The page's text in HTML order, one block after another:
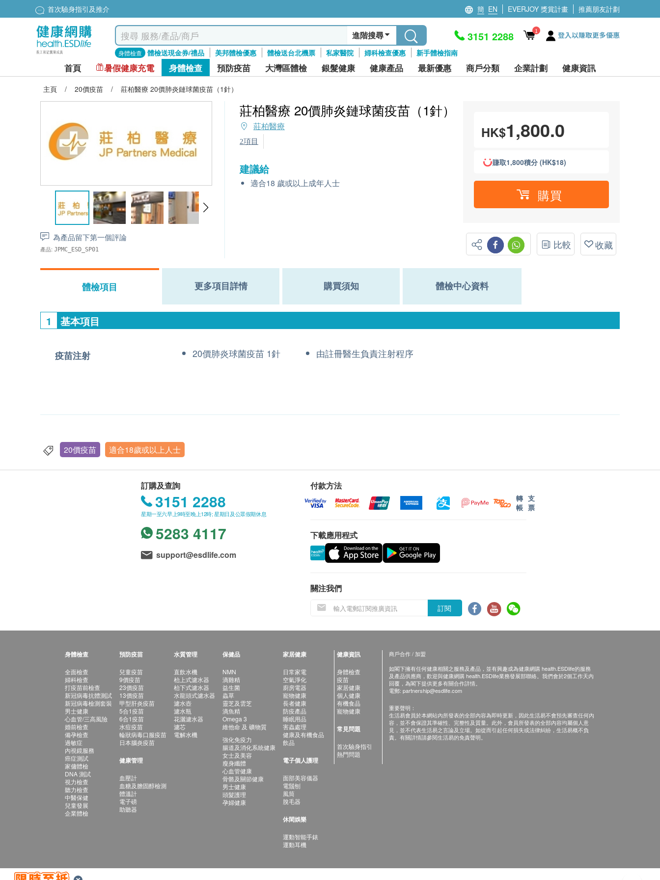
首次驗身指引及推介 簡 EN EVERJOY 獎賞計畫 推薦朋友計劃
進階搜尋
身體檢查 體檢送現金券/禮品 美邦體檢優惠 體檢送台北機票 私家醫院 婦科檢查優惠 新手體檢指南
3151 2288 1 登入以賺取更多優惠
首頁 暑假健康充電 身體檢查 預防疫苗 大灣區體檢 銀髮健康 健康產品 最新優惠 商戶分類 企業計劃 健康資訊
主頁 / 20價疫苗 / 莊柏醫療 20價肺炎鏈球菌疫苗（1針）
為產品留下第一個評論
產品: JPMC_ESD_SP01
莊柏醫療 20價肺炎鏈球菌疫苗（1針）
莊柏醫療
2項目
建議給
適合18 歲或以上成年人士
HK$1,800.0
賺取1,800積分 (HK$18)
購買
比較 收藏
體檢項目 更多項目詳情 購買須知 體檢中心資料
1 基本項目
疫苗注射 20價肺炎球菌疫苗 1針 由註冊醫生負責注射程序
20價疫苗 適合18歲或以上人士
訂購及查詢
3151 2288
星期一至六早上9時至晚上12時; 星期日及公眾假期休息
5283 4117
support@esdlife.com
付款方法
轉
帳
支
票
下載應用程式
關注我們
訂閱
身體檢查
全面檢查
婦科檢查
打疫苗前檢查
新冠病毒抗體測試
新冠病毒檢測套裝
男士健康
心血管/三高風險
婚前檢查
備孕檢查
過敏症
內視鏡服務
癌症測試
家傭體檢
DNA 測試
視力檢查
聽力檢查
中醫保健
兒童發展
企業體檢
預防疫苗
兒童疫苗
9價疫苗
23價疫苗
13價疫苗
甲型肝炎疫苗
5合1疫苗
6合1疫苗
水痘疫苗
輪狀病毒口服疫苗
日本腦炎疫苗
健康管理
血壓計
血糖及膽固醇檢測
體溫計
電子磅
助聽器
水質管理
直飲水機
枱上式濾水器
枱下式濾水器
水龍頭式濾水器
濾水壺
濾水瓶
花灑濾水器
濾芯
電解水機
保健品
NMN
滴雞精
益生菌
蟲草
靈芝及雲芝
滴魚精
Omega 3
維他命 及 礦物質
強化免疫力
腸道及消化系統健康
女士及美容
瘦身纖體
心血管健康
骨骼及關節健康
男士健康
頭髮護理
孕婦健康
家居健康
日常家電
空氣淨化
廚房電器
寵物健康
長者健康
防疫產品
睡眠用品
害蟲處理
健康及有機食品
飲品
電子個人護理
面部美容儀器
電鬚刨
風筒
脫毛器
休閑娛樂
運動智能手錶
運動耳機
健康資訊
身體檢查
疫苗
家居健康
個人健康
有機食品
寵物健康
常見問題
首次驗身指引
熱門問題
商戶合作 / 加盟
如閣下擁有任何健康相關之服務及產品，並有興趣成為健康網購 health.ESDlife的服務
及產品供應商，歡迎與健康網購 health.ESDlife業務發展部聯絡。我們會於2個工作天內
回覆，為閣下提供更多有關合作詳情。
電郵: partnership@esdlife.com
重要聲明：
生活易會員於本網站內所發表的全部內容為即時更新，因此生活易不會預先審查任何內
容，並不會保證其準確性、完整性及質量。此外，會員所發表的全部內容均屬個人意
見，並不代表生活易之言論及立場。如從而引起任何損失或法律糾紛，生活易概不負
責。有關詳情請參閱生活易的免責聲明。